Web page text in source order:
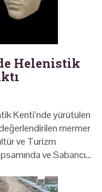
Helenistik
Kenti’nde yürütülen
mermer
ve Turizm
ve Sabancı…